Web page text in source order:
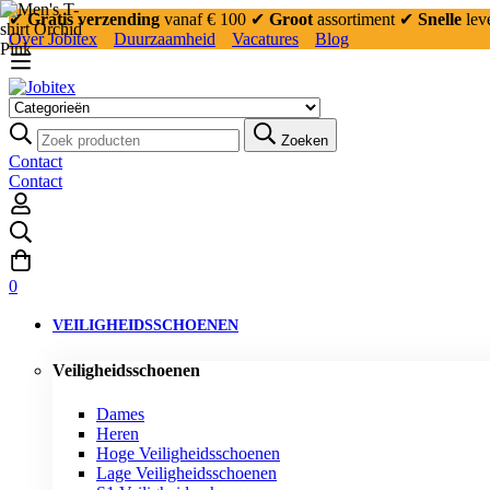
✔Gratis verzending vanaf € 100 ✔ Groot assortiment ✔ Snelle
Over Jobitex
Duurzaamheid Vacatures Blog
Zoeken:
Zoeken
Contact
Contact
0
VEILIGHEIDSSCHOENEN
Veiligheidsschoenen
Dames
Heren
Hoge Veiligheidsschoenen
Lage Veiligheidsschoenen